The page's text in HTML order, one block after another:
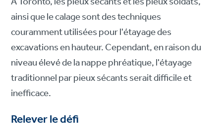
ainsi que le calage sont des techniques
couramment utilisées pour l'étayage des
excavations en hauteur. Cependant, en raison du
niveau élevé de la nappe phréatique, l'étayage
traditionnel par pieux sécants serait difficile et
inefficace.
Relever le défi